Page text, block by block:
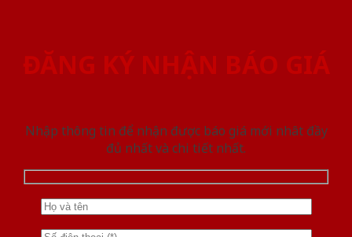
ĐĂNG KÝ NHẬN BÁO GIÁ
Nhập thông tin để nhận được báo giá mới nhât đầy
đủ nhất và chi tiết nhất.